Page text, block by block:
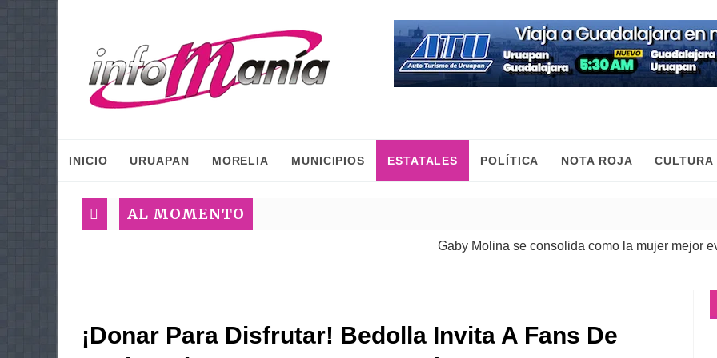
INICIO URUAPAN MORELIA MUNICIPIOS ESTATALES POLÍTICA NOTA ROJA CULTURA
AL MOMENTO
Gaby Molina se consolida como la mujer mejor
¡Donar Para Disfrutar! Bedolla Invita A Fans De